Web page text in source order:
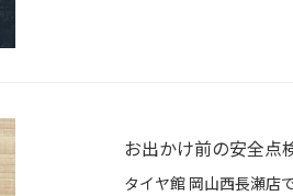
お出かけ前の安全点